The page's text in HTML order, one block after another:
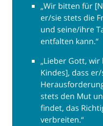
„Wir bitten für
er/sie stets die
und seine/ihre
entfalten kann.“
„Lieber Gott,
Kindes], dass
stets den Mut
findet, das
verbreiten.“